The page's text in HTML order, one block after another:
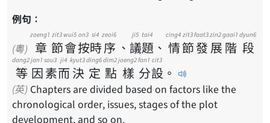
例句：
(粵) 章
zoeng1
節
zit3
會
wui5
按
on3
時
si4
序
zeoi6
、 議
ji5
題
tai4
、 情
cing4
節
zit3
發
faat3
展
zin2
階
gaai1
段
dyun6
等
dang2
因
jan1
素
sou3
而
ji4
決
kyut3
定
ding6
點
dim2
樣
joeng2
分
fan1
設
cit3
。
(英) Chapters are divided based on factors like the
chronological order, issues, stages of the plot
development, and so on.